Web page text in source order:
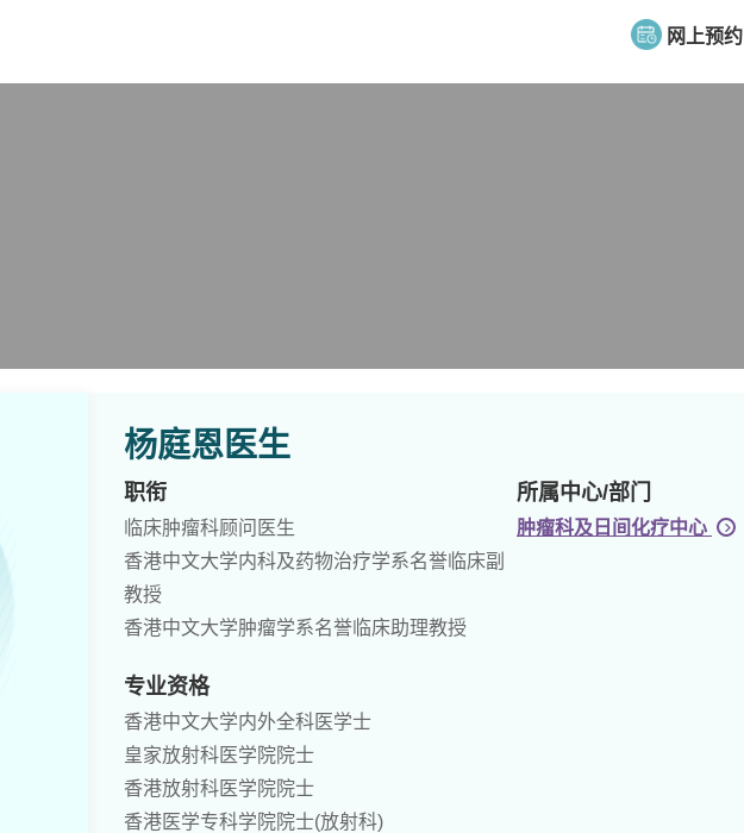
网上预约
杨庭恩医生
职衔
临床肿瘤科顾问医生
香港中文大学内科及药物治疗学系名誉临床副
教授
香港中文大学肿瘤学系名誉临床助理教授
所属中心/部门
肿瘤科及日间化疗中心
专业资格
香港中文大学内外全科医学士
皇家放射科医学院院士
香港放射科医学院院士
香港医学专科学院院士(放射科)